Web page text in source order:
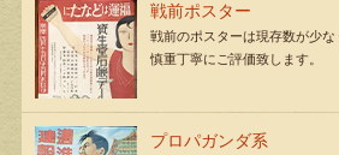
戦前ポスター
戦前のポスターは現存数が少な
慎重丁寧にご評価致します。
プロパガンダ系